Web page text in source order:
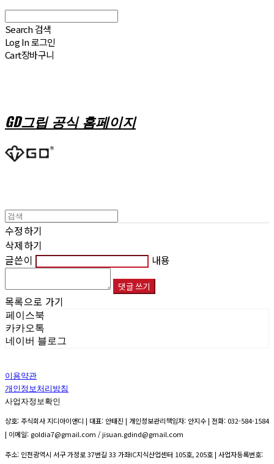
Search 검색
Log In로그인
Cart장바구니
GD그립 공식 홈페이지
수정하기
삭제하기
글쓴이
내용
댓글 쓰기
목록으로 가기
페이스북
카카오톡
네이버 블로그
이용약관
개인정보처리방침
사업자정보확인
상호: 주식회사 지디아이앤디 | 대표: 안태진 | 개인정보관리책임자: 안지수 | 전화: 032-584-1584
| 이메일: goldia7@gmail.com / jisuan.gdind@gmail.com
주소: 인천광역시 서구 가정로 37번길 33 가좌IC지식산업센터 105호, 205호 | 사업자등록번호: